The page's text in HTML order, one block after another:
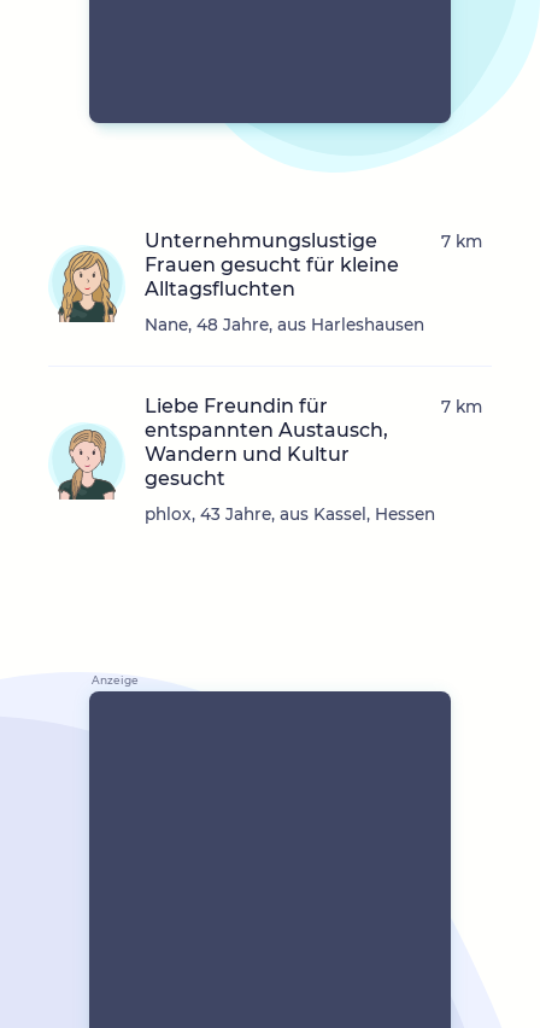
Unternehmungslustige
Frauen gesucht für kleine
Alltagsfluchten
Nane, 48 Jahre, aus Harleshausen
7 km
Liebe Freundin für
entspannten Austausch,
Wandern und Kultur
gesucht
phlox, 43 Jahre, aus Kassel, Hessen
7 km